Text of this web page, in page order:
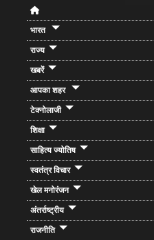
भारत
राज्य
खबरें
आपका शहर
टेक्नोलाजी
शिक्षा
साहित्य ज्योतिष
स्वतंत्र विचार
खेल मनोरंजन
अंतर्राष्ट्रीय
राजनीति